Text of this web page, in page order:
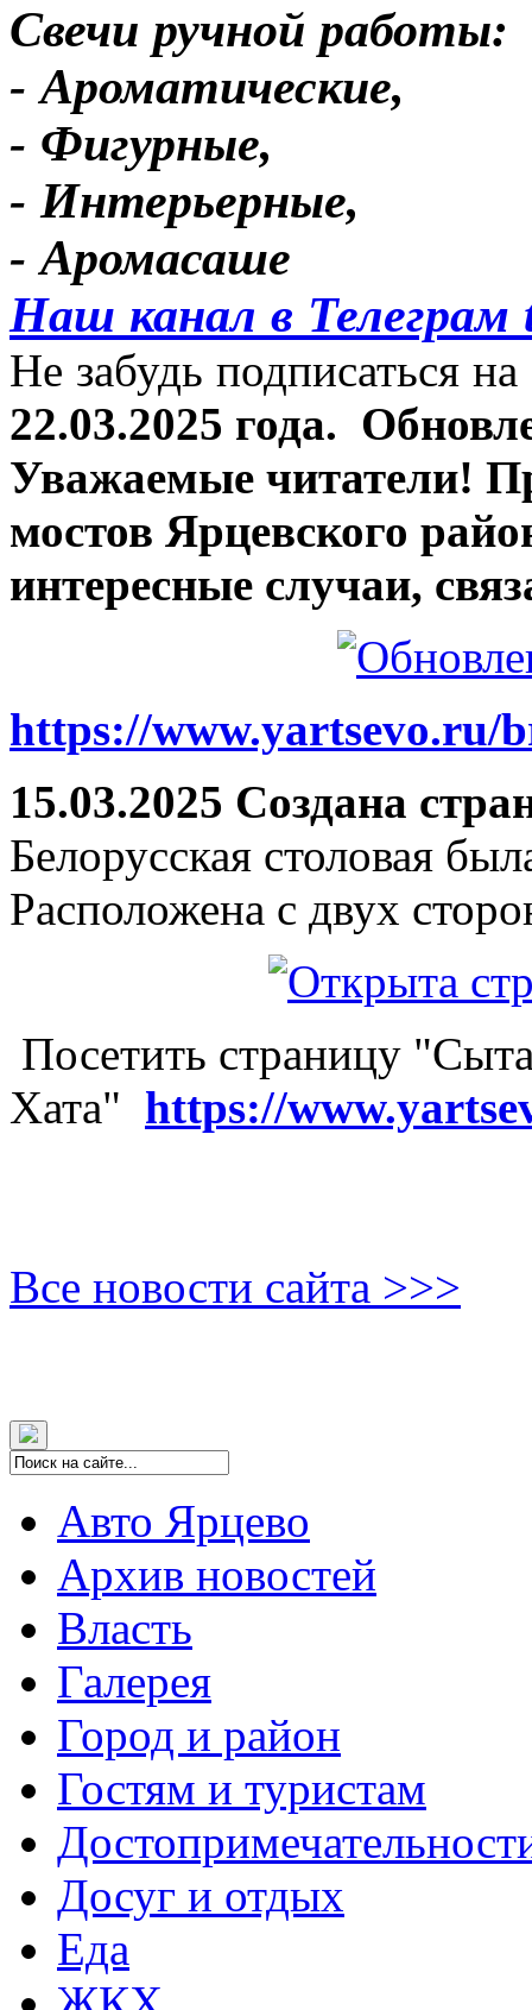
Свечи ручной работы:
- Ароматические,
- Фигурные,
- Интерьерные,
- Аромасаше
Наш канал в Телеграм
Не забудь подписаться
22.03.2025 года.
Уважаемые читатели!
мостов Ярцевского
интересные случаи,
https://www.yartsevo.ru/
15.03.2025 Создана
Белорусская столовая
Расположена с двух
Посетить страницу
Хата" https://
Все новости сайта >>>
Авто Ярцево
Архив новостей
Власть
Галерея
Город и район
Гостям и туристам
Досуг и отдых
Еда